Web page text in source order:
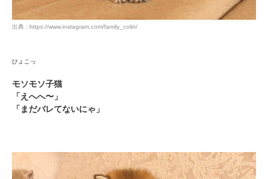
出典 : https://www.instagram.com/family_colin/
ひょこっ
モソモソ子猫
「えへへ〜」
「まだバレてないにゃ」